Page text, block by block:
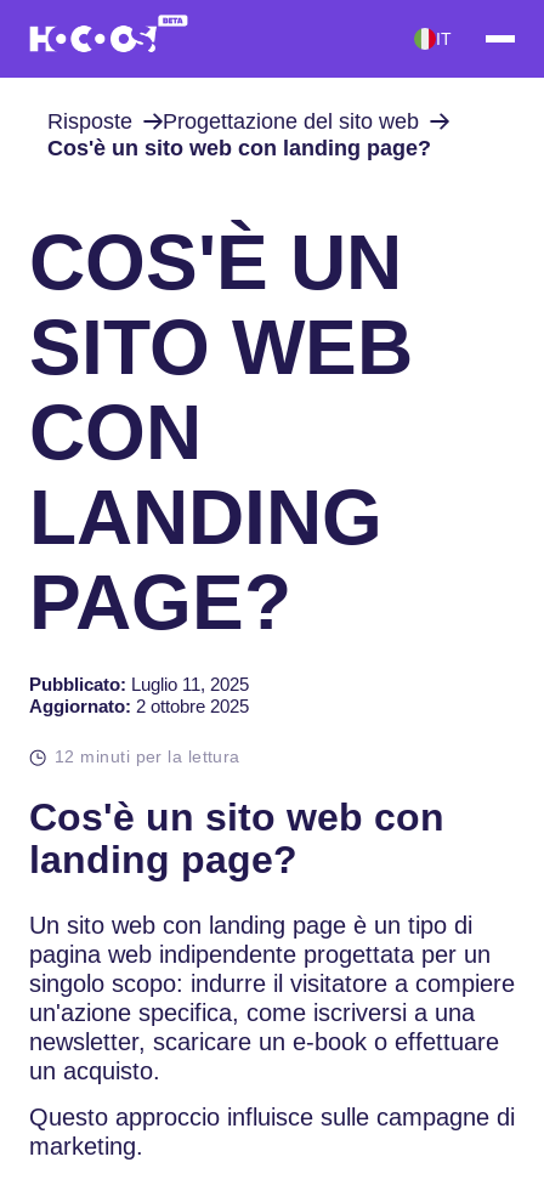
IT
Risposte
Progettazione del sito web
Cos'è un sito web con landing page?
COS'È UN
SITO WEB
CON
LANDING
PAGE?
Pubblicato: Luglio 11, 2025
Aggiornato: 2 ottobre 2025
12 minuti per la lettura
Cos'è un sito web con
landing page?
Un sito web con landing page è un tipo di
pagina web indipendente progettata per un
singolo scopo: indurre il visitatore a compiere
un'azione specifica, come iscriversi a una
newsletter, scaricare un e-book o effettuare
un acquisto.
Questo approccio influisce sulle campagne di
marketing.